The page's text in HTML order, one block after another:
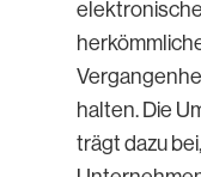
halten. Die
trägt dazu